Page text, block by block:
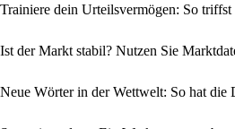
Trainiere dein Urteilsvermögen: So
Ist der Markt stabil? Nutzen Sie
Neue Wörter in der Wettwelt: So hat die